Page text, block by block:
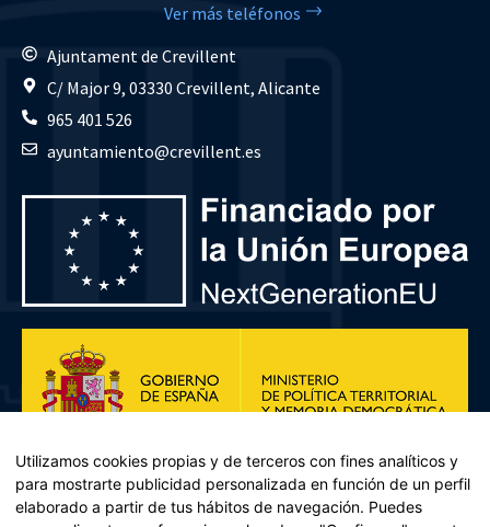
Ver más teléfonos
Ajuntament de Crevillent
C/ Major 9, 03330 Crevillent, Alicante
965 401 526
ayuntamiento@crevillent.es
Utilizamos cookies propias y de terceros con fines analíticos y
para mostrarte publicidad personalizada en función de un perfil
elaborado a partir de tus hábitos de navegación. Puedes